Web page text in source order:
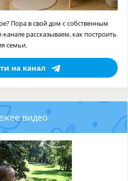
Пора в свой дом с собственным
рассказываем, как построить
семьи.
на канал
видео